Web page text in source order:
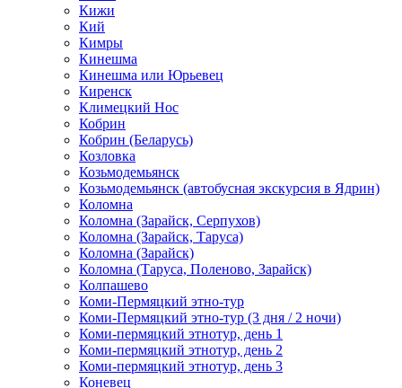
Кижи
Кий
Кимры
Кинешма
Кинешма или Юрьевец
Киренск
Климецкий Нос
Кобрин
Кобрин (Беларусь)
Козловка
Козьмодемьянск
Козьмодемьянск (автобусная экскурсия в Ядрин)
Коломна
Коломна (Зарайск, Серпухов)
Коломна (Зарайск, Таруса)
Коломна (Зарайск)
Коломна (Таруса, Поленово, Зарайск)
Колпашево
Коми-Пермяцкий этно-тур
Коми-Пермяцкий этно-тур (3 дня / 2 ночи)
Коми-пермяцкий этнотур, день 1
Коми-пермяцкий этнотур, день 2
Коми-пермяцкий этнотур, день 3
Коневец